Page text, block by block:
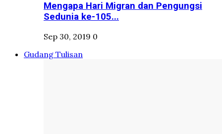
Mengapa Hari Migran dan Pengungsi
Sedunia ke-105...
Sep 30, 2019 0
Gudang Tulisan